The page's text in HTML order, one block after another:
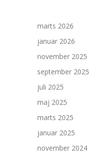
marts 2026
januar 2026
november 2025
september 2025
juli 2025
maj 2025
marts 2025
januar 2025
november 2024